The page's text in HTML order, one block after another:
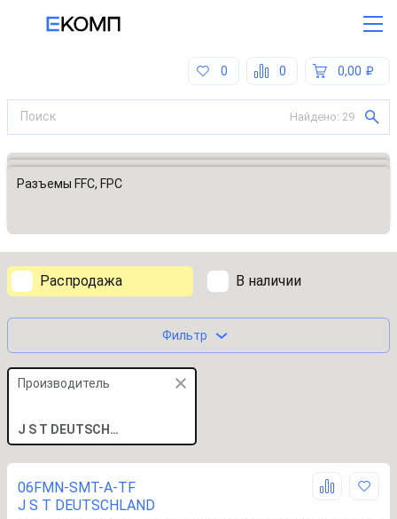
0,00
0
0
Найдено: 29
Все категории
Разъемы, соединители
Разъемы FFC, FPC
Распродажа В наличии
Фильтр
Производитель
J S T DEUTSCHLAND
06FMN-SMT-A-TF
J S T DEUTSCHLAND